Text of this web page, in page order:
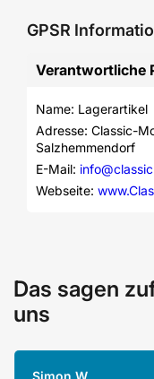
GPSR
Verantwortliche
Name: Lagerartikel
Adresse: Classic-
Salzhemmendorf
E-Mail:
Webseite:
Das sagen
uns
Simon W.